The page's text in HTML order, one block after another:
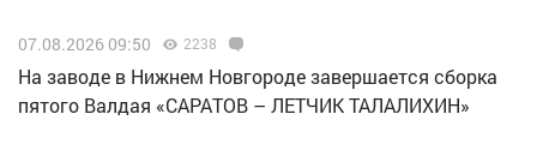
07.08.2026 09:50 2238
Н️а заводе в Нижнем Новгороде завершается сборка
пятого Валдая «САРАТОВ – ЛЕТЧИК ТАЛАЛИХИН»